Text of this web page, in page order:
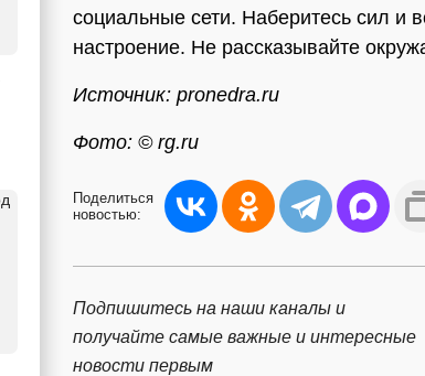
социальные сети. Наберитесь сил и
настроение. Не рассказывайте
Источник: pronedra.ru
Фото: © rg.ru
Поделиться
новостью:
Подпишитесь на наши каналы и
получайте самые важные и интересные
новости первым